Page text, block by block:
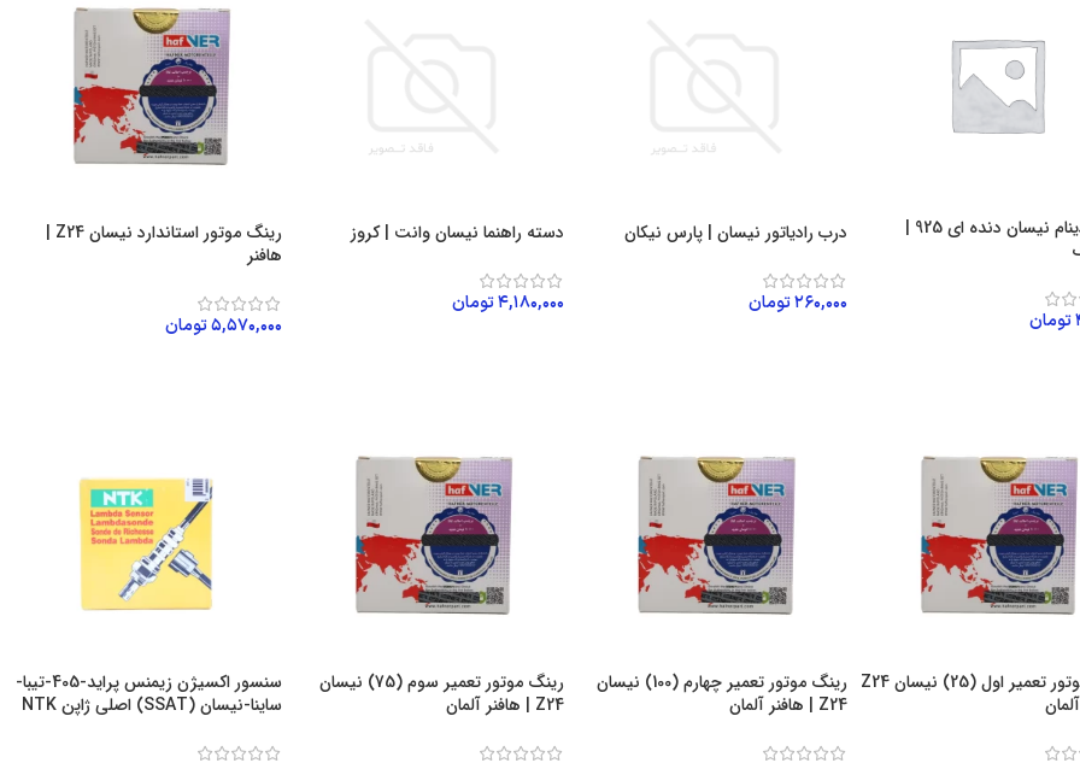
تسمه دینام نیسان دنده ای 925 |
تومان
درب رادیاتور نیسان | پارس نیکان
۲۶۰,۰۰۰تومان
دسته راهنما نیسان وانت | کروز
۴,۱۸۰,۰۰۰تومان
رینگ موتور استاندارد نیسان Z24 |
هافنر
۵,۵۷۰,۰۰۰تومان
رینگ موتور تعمیر اول (25) نیسان Z24
رینگ موتور تعمیر چهارم (100) نیسان
Z24 | هافنر آلمان
رینگ موتور تعمیر سوم (75) نیسان
Z24 | هافنر آلمان
سنسور اکسیژن زیمنس پراید-405-تیبا-
ساینا-نیسان (SSAT) اصلی ژاپن NTK